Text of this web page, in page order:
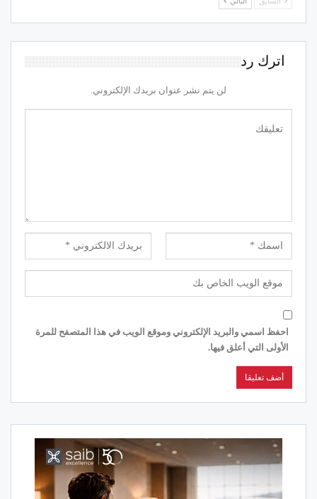
اترك رد
لن يتم نشر عنوان بريدك الإلكتروني.
احفظ اسمي والبريد الإلكتروني وموقع الويب في هذا المتصفح للمرة
الأولى التي أعلق فيها.